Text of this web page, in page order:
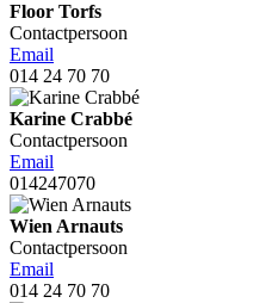
Floor Torfs
Contactpersoon
Email
014 24 70 70
Karine Crabbé
Contactpersoon
Email
014247070
Wien Arnauts
Contactpersoon
Email
014 24 70 70